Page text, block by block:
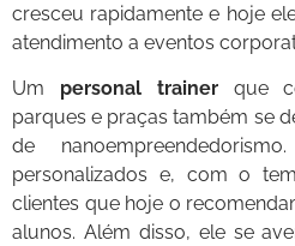
cresceu rapidamente e hoje
atendimento a eventos
Um personal trainerque
parques e praças também se
de
personalizados e, com o
clientes que hoje o
alunos. Além disso, ele se